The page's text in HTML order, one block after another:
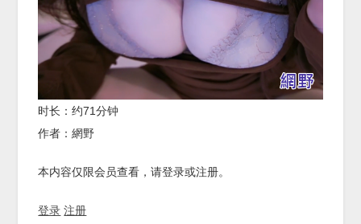
时长：约71分钟
作者：網野
本内容仅限会员查看，请登录或注册。
登录 注册